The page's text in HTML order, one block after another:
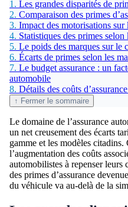
1. Les grandes disparités de
2. Comparaison des primes
3. Impact des motorisations sur
4. Statistiques des primes
5. Le poids des marques sur le
6. Écarts de primes selon les
7. Le budget assurance : un
automobile
8. Détails des coûts
↑ Fermer le sommaire
Le domaine de l’assurance
un net creusement des écarts
gamme et les modèles
l’augmentation des coûts
automobilistes à repenser
des primes d’assurance
du véhicule va au-delà de la